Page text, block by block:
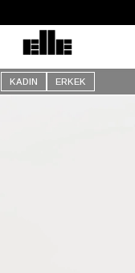
Kargo Ücretsiz!
KADIN ERKEK